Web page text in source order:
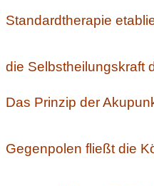
Standardtherapie
die Selbstheilungskraft
Das Prinzip der
Gegenpolen fließt die